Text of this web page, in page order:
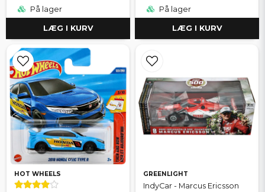
På lager
LÆG I KURV
På lager
LÆG I KURV
HOT WHEELS GREENLIGHT
IndyCar - Marcus Ericsson